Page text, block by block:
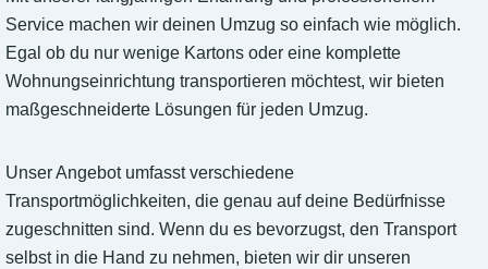
Service machen wir deinen Umzug so einfach wie möglich.
Egal ob du nur wenige Kartons oder eine komplette
Wohnungseinrichtung transportieren möchtest, wir bieten
maßgeschneiderte Lösungen für jeden Umzug.
Unser Angebot umfasst verschiedene
Transportmöglichkeiten, die genau auf deine Bedürfnisse
zugeschnitten sind. Wenn du es bevorzugst, den Transport
selbst in die Hand zu nehmen, bieten wir dir unseren